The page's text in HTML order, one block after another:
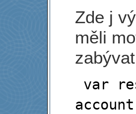
Zde j
měli